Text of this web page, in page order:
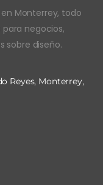
en Monterrey, todo
negocios,
sobre diseño.
Reyes, Monterrey,